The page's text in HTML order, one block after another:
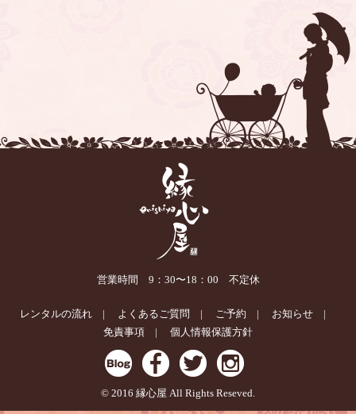
営業時間 9：30〜18：00 不定休
レンタルの流れ よくあるご質問 ご予約
お知らせ
免責事項
個人情報保護方針
© 2016 縁心屋 All Rights Reseved.